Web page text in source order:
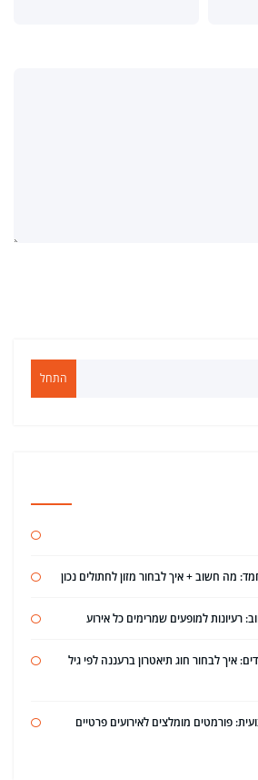
התחל
מה חשוב + איך לבחור מזון לחתולים נכון
רעיונות למופעים שמרימים כל אירוע
איך לבחור חוג תיאטרון ברעננה לפי גיל
פורמטים מומלצים לאירועים פרטיים